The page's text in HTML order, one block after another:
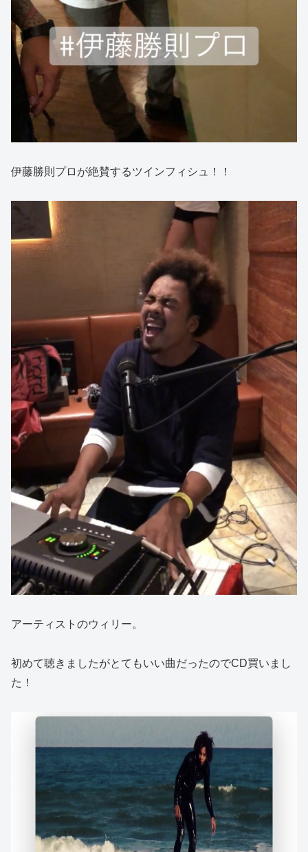
伊藤勝則プロが絶賛するツインフィシュ！！
アーティストのウィリー。
初めて聴きましたがとてもいい曲だったのでCD買いまし
た！